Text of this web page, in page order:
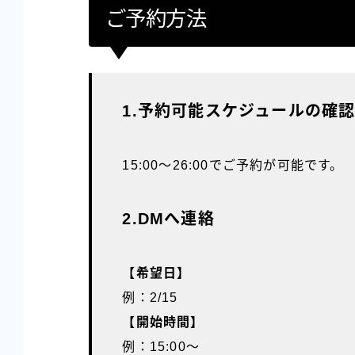
ご予約方法
1.予約可能スケジュールの確認
15:00〜26:00でご予約が可能です。
2.DMへ連絡
【希望日】
例：2/15
【開始時間】
例：15:00〜